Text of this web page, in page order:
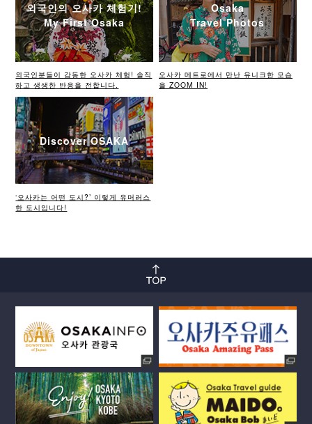
외국인의 오사카 체험기!
My First Osaka
외국인분들이 감동한 오사카 체험! 솔직
하고 생생한 반응을 전합니다.
Osaka
Travel Photos
오사카 메트로에서 만난 유니크한 모습
을 ZOOM IN!
Discover OSAKA
‘오사카는 어떤 도시?’ 이렇게 유머러스
한 도시입니다!